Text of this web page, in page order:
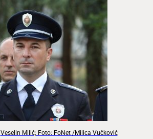
Veselin Milić; Foto: FoNet /Milica Vučković